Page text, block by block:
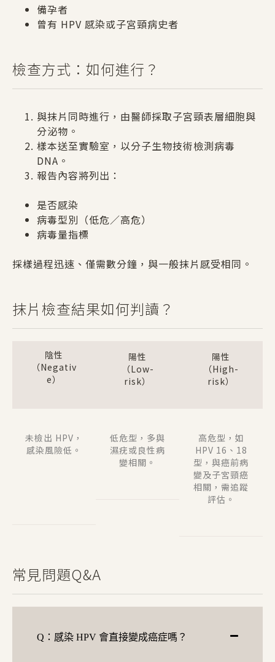
備孕者
曾有 HPV 感染或子宮頸病史者
檢查方式：如何進行？
與抹片同時進行，由醫師採取子宮頸表層細胞與
分泌物。
樣本送至實驗室，以分子生物技術檢測病毒
DNA。
報告內容將列出：
是否感染
病毒型別（低危／高危）
病毒量指標
採樣過程迅速、僅需數分鐘，與一般抹片感受相同。
抹片檢查結果如何判讀？
陰性
（Negativ
e）
未檢出 HPV，
感染風險低。
陽性
（Low-
risk）
低危型，多與
濕疣或良性病
變相關。
陽性
（High-
risk）
高危型，如
HPV 16、18
型，與癌前病
變及子宮頸癌
相關，需追蹤
評估。
常見問題Q&A
Q：感染 HPV 會直接變成癌症嗎？